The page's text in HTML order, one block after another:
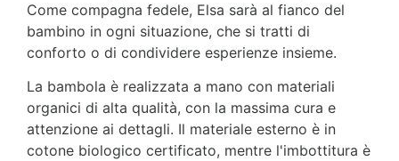
Come compagna fedele, Elsa sarà al fianco del
bambino in ogni situazione, che si tratti di
conforto o di condividere esperienze insieme.
La bambola è realizzata a mano con materiali
organici di alta qualità, con la massima cura e
attenzione ai dettagli. Il materiale esterno è in
cotone biologico certificato, mentre l'imbottitura è